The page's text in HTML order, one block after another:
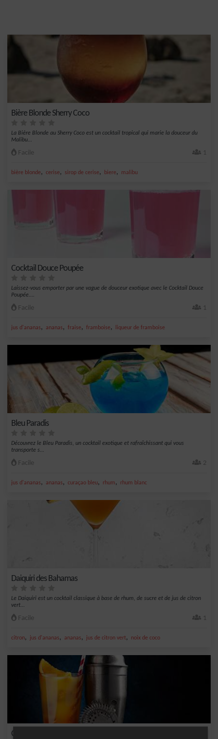
Bière Blonde Sherry Coco
La Bière Blonde au Sherry Coco est un cocktail tropical qui marie la douceur du
Malibu...
Facile 1
bière blonde, cerise, sirop de cerise, biere, malibu
Cocktail Douce Poupée
Laissez-vous emporter par une vague de douceur exotique avec le Cocktail Douce
Poupée....
Facile 1
jus d'ananas, ananas, fraise, framboise, liqueur de framboise
Bleu Paradis
Découvrez le Bleu Paradis, un cocktail exotique et rafraîchissant qui vous
transporte s...
Facile 2
jus d'ananas, ananas, curaçao bleu, rhum, rhum blanc
Daiquiri des Bahamas
Le Daiquiri est un cocktail classique à base de rhum, de sucre et de jus de citron
vert...
Facile 1
citron, jus d'ananas, ananas, jus de citron vert, noix de coco
Coco Sunrise